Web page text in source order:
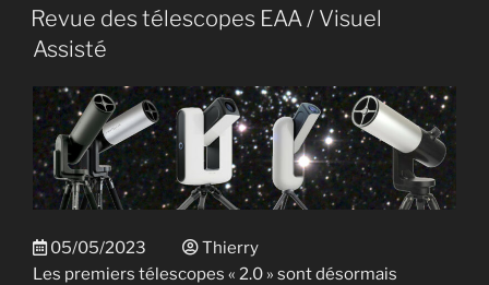
LE
Revue des télescopes EAA / Visuel
Assisté
05/05/2023
Thierry
Les premiers télescopes « 2.0 » sont désormais